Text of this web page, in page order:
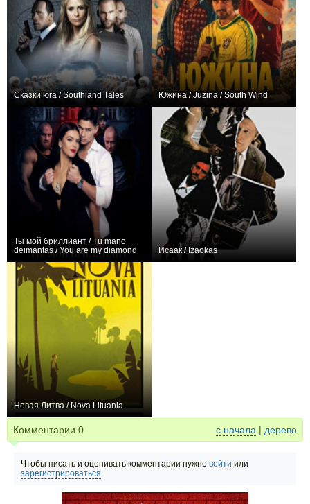
Сказки юга / Southland Tales Южина / Juzina / South Wind
Ты мой бриллиант / Tu mano
deimantas / You are my diamond
Исаак / Izaokas
Новая Литва / Nova Lituania
Комментарии 0 с начала | дерево
Чтобы писать и оценивать комментарии нужно войти или
зарегистрироваться